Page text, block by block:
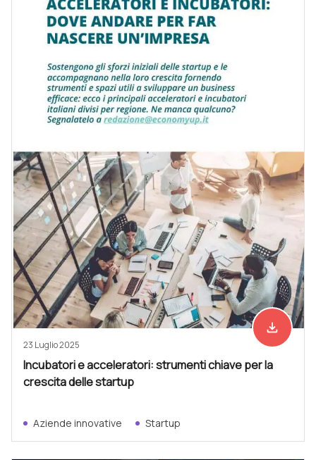
Scarica
file_download
23 Luglio 2025
Incubatori e acceleratori: strumenti chiave per la
crescita delle startup
Aziende innovative Startup